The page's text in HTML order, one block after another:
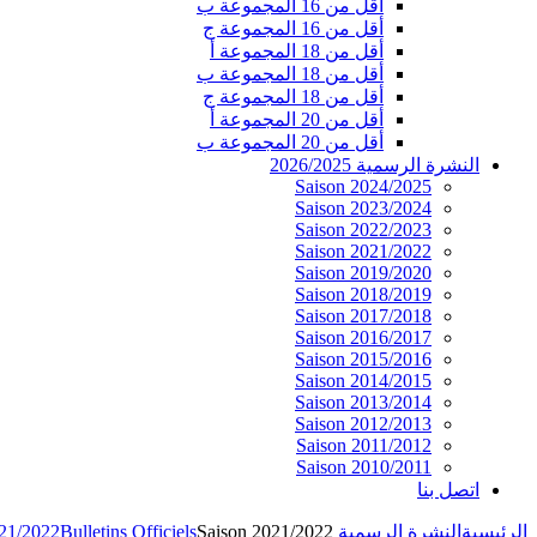
أقل من 16 المجموعة ب
أقل من 16 المجموعة ج
أقل من 18 المجموعة أ
أقل من 18 المجموعة ب
أقل من 18 المجموعة ج
أقل من 20 المجموعة أ
أقل من 20 المجموعة ب
النشرة الرسمية 2026/2025
Saison 2024/2025
Saison 2023/2024
Saison 2022/2023
Saison 2021/2022
Saison 2019/2020
Saison 2018/2019
Saison 2017/2018
Saison 2016/2017
Saison 2015/2016
Saison 2014/2015
Saison 2013/2014
Saison 2012/2013
Saison 2011/2012
Saison 2010/2011
اتصل بنا
الرئيسية النشرة الرسمية 2026/2025 2022Bulletins OfficielsSaison 2021/2022